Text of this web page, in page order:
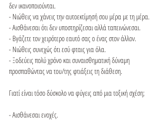
δεν ικανοποιούνται.
- Νιώθεις να χάνεις την αυτοεκτίμησή σου μέρα με τη μέρα.
- Αισθάνεσαι ότι δεν υποστηρίζεσαι αλλά ταπεινώνεσαι.
- Βγάζετε τον χειρότερο εαυτό σας ο ένας στον άλλον.
- Νιώθεις συνεχώς ότι εσύ φταις για όλα.
- Ξοδεύεις πολύ χρόνο και συναισθηματική δύναμη
προσπαθώντας να του/της φτιάξεις τη διάθεση.
Γιατί είναι τόσο δύσκολο να φύγεις από μια τοξική σχέση;
- Αισθάνεσαι ενοχές.